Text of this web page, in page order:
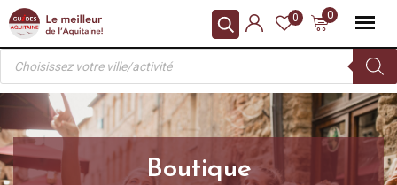
Skip
content
0
0
Recherche
produits
Boutique